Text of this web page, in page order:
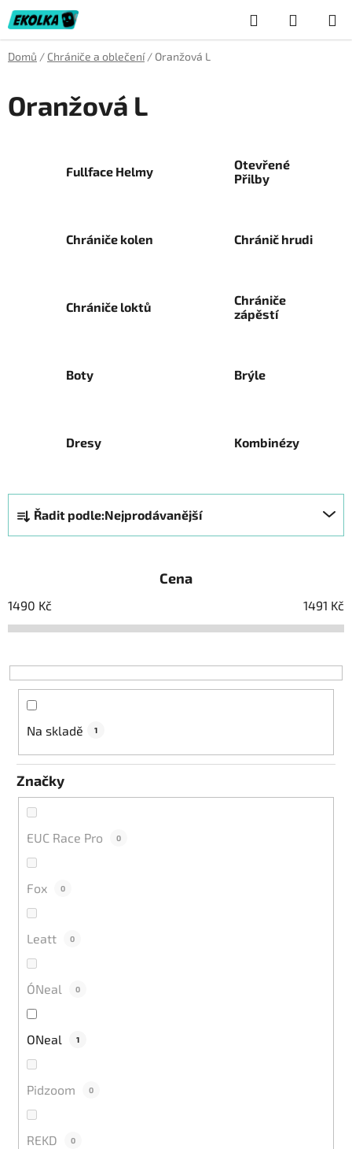
Přejít
na
obsah
Hledat
KOŠÍK
Domů / Chrániče a oblečení / Oranžová L
Oranžová L
Fullface Helmy
Otevřené
Přilby
Chrániče kolen Chránič hrudi
Chrániče loktů
Chrániče
zápěstí
Boty Brýle
Dresy Kombinézy
Ř
a
z
í
p
o
d
ů
Řadit podle:Nejprodávanější
Cena
1490 Kč 1491 Kč
Na skladě 1
Značky
EUC Race Pro 0
Fox 0
Leatt 0
O´Neal 0
ONeal 1
Pidzoom 0
REKD 0